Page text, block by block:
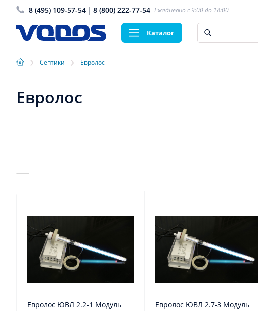
8 (495) 109-57-54 8 (800) 222-77-54 Ежедневно с 9:00 до 18:00
Каталог
› Септики › Евролос
Евролос
Евролос ЮВЛ 2.2-1 Модуль
Евролос ЮВЛ 2.7-3 Модуль